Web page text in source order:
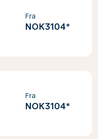
Fra
NOK3104*
Fra
NOK3104*